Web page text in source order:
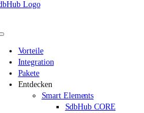
Vorteile
Integration
Pakete
Entdecken
Smart Elements
SdbHub CORE